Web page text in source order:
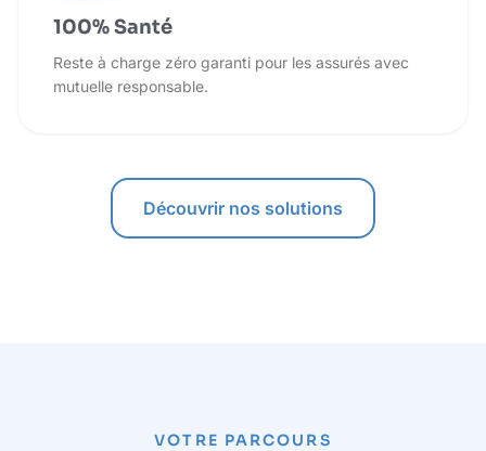
100% Santé
Reste à charge zéro garanti pour les assurés avec
mutuelle responsable.
Découvrir nos solutions
VOTRE PARCOURS